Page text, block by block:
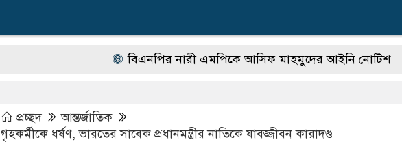
বিএনপির নারী এমপিকে আসিফ মাহমুদের আইনি নোটিশ
প্রচ্ছদ
আন্তর্জাতিক
গৃহকর্মীকে ধর্ষণ, ভারতের সাবেক প্রধানমন্ত্রীর নাতিকে যাবজ্জীবন কারাদণ্ড